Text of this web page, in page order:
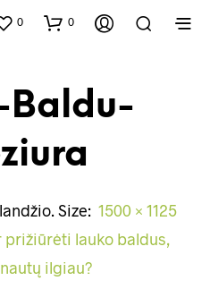
0 0
Baldu-
. Size: 1500 × 1125
lauko baldus,
ilgiau?